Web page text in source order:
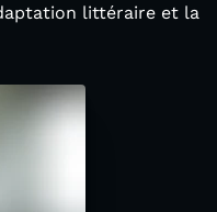
littéraire et la